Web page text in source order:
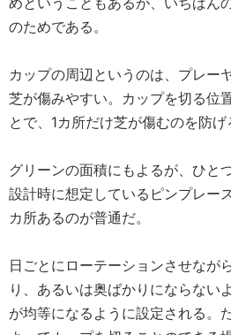
のためである。
カップの周辺というのは、プレー
芝が傷みやすい。カップを切る位
とで、1カ所だけ芝が傷むのを防げ
グリーンの面積にもよるが、ひと
設計時に想定しているピンプレー
カ所あるのが普通だ。
日ごとにローテーションさせなが
り、あるいは奥ばかりにならない
が均等になるように設定される。